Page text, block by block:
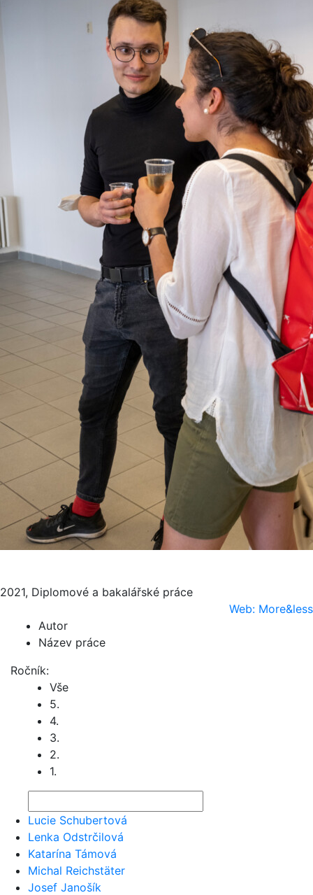
2021, Diplomové a bakalářské práce
Web: More&less
Autor
Název práce
Ročník:
Vše
5.
4.
3.
2.
1.
Lucie Schubertová
Lenka Odstrčilová
Katarína Támová
Michal Reichstäter
Josef Janošík